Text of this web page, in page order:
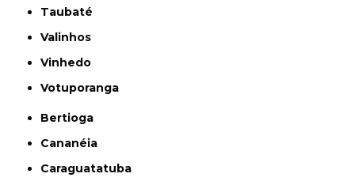
Taubaté
Valinhos
Vinhedo
Votuporanga
Bertioga
Cananéia
Caraguatatuba